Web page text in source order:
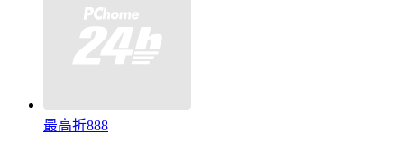
最高折888